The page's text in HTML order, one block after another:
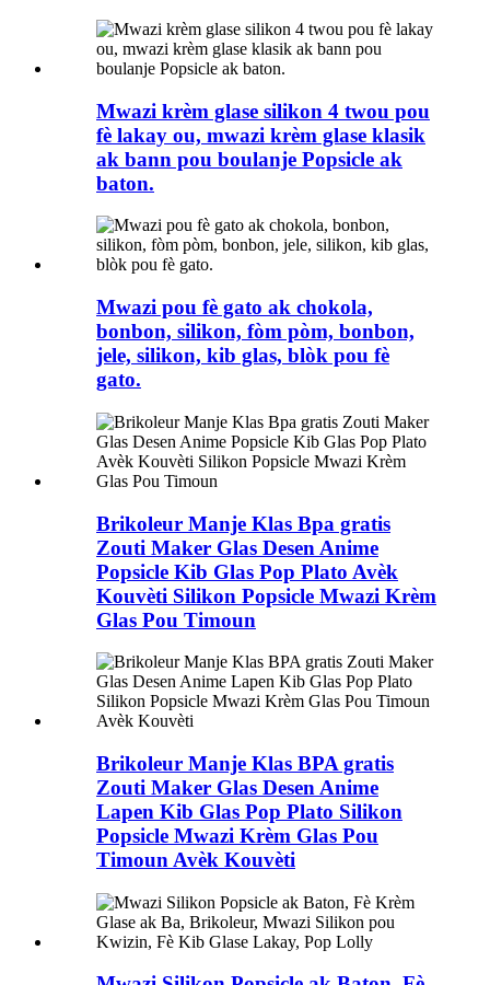
Mwazi krèm glase silikon 4 twou pou
fè lakay ou, mwazi krèm glase klasik
ak bann pou boulanje Popsicle ak
baton.
Mwazi pou fè gato ak chokola,
bonbon, silikon, fòm pòm, bonbon,
jele, silikon, kib glas, blòk pou fè
gato.
Brikoleur Manje Klas Bpa gratis
Zouti Maker Glas Desen Anime
Popsicle Kib Glas Pop Plato Avèk
Kouvèti Silikon Popsicle Mwazi Krèm
Glas Pou Timoun
Brikoleur Manje Klas BPA gratis
Zouti Maker Glas Desen Anime
Lapen Kib Glas Pop Plato Silikon
Popsicle Mwazi Krèm Glas Pou
Timoun Avèk Kouvèti